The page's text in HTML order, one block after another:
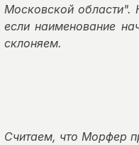
Московской области".
если наименование
склоняем.
Считаем, что Морфер